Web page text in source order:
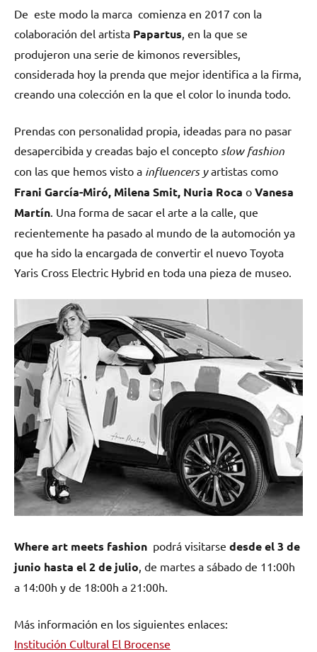
De este modo la marca comienza en 2017 con la
colaboración del artista Papartus , en la que se
produjeron una serie de kimonos reversibles,
considerada hoy la prenda que mejor identifica a la firma,
creando una colección en la que el color lo inunda todo.
Prendas con personalidad propia, ideadas para no pasar
desapercibida y creadas bajo el concepto slow fashion
con las que hemos visto a influencers yartistas como
Frani García-Miró, Milena Smit, Nuria Roca o Vanesa
Martín . Una forma de sacar el arte a la calle, que
recientemente ha pasado al mundo de la automoción ya
que ha sido la encargada de convertir el nuevo Toyota
Yaris Cross Electric Hybrid en toda una pieza de museo.
Where art meets fashion podrá visitarse desde el 3 de
junio hasta el 2 de julio , de martes a sábado de 11:00h
a 14:00h y de 18:00h a 21:00h.
Más información en los siguientes enlaces:
Institución Cultural El Brocense